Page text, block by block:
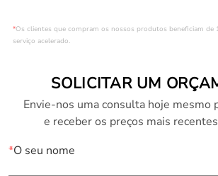
*Os clientes que compram os nossos produtos beneficiam de
serviço acelerado.
SOLICITAR UM
Envie-nos uma consulta hoje mesmo
e receber os preços mais
*O seu nome